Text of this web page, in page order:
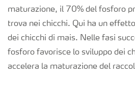
Calcolatore efficienza Azoto
Agricoltura rigenerativa
maturazione, il 70% del fosforo
trova nei chicchi. Qui ha un
dei chicchi di mais. Nelle fasi
fosforo favorisce lo sviluppo dei
accelera la maturazione del